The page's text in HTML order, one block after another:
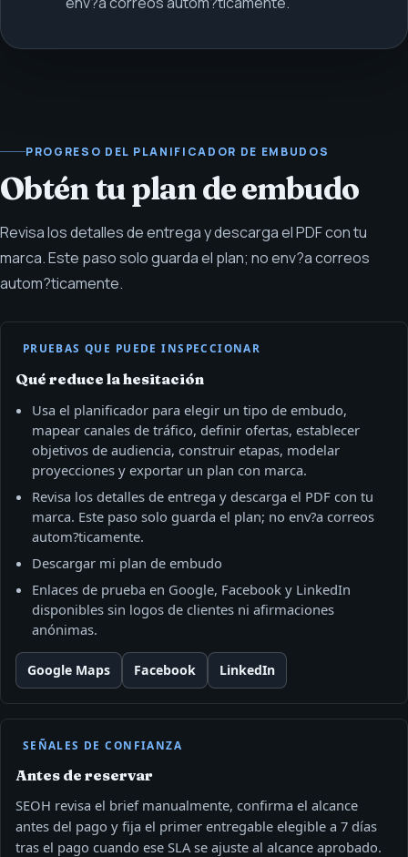
PROGRESO DEL PLANIFICADOR DE EMBUDOS
Obtén tu plan de embudo
Revisa los detalles de entrega y descarga el PDF con tu
marca. Este paso solo guarda el plan; no env?a correos
autom?ticamente.
PRUEBAS QUE PUEDE INSPECCIONAR
Qué reduce la hesitación
Usa el planificador para elegir un tipo de embudo,
mapear canales de tráfico, definir ofertas, establecer
objetivos de audiencia, construir etapas, modelar
proyecciones y exportar un plan con marca.
Revisa los detalles de entrega y descarga el PDF con tu
marca. Este paso solo guarda el plan; no env?a correos
autom?ticamente.
Descargar mi plan de embudo
Enlaces de prueba en Google, Facebook y LinkedIn
disponibles sin logos de clientes ni afirmaciones
anónimas.
Google Maps Facebook LinkedIn
SEÑALES DE CONFIANZA
Antes de reservar
SEOH revisa el brief manualmente, confirma el alcance
antes del pago y fija el primer entregable elegible a 7 días
tras el pago cuando ese SLA se ajuste al alcance aprobado.